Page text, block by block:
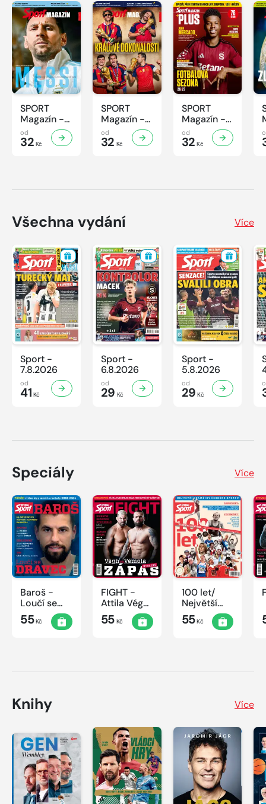
SPORT
Magazín -
32/2026
od
32 Kč
SPORT
Magazín -
31/2026
od
32 Kč
SPORT
Magazín -
30/2026
od
32 Kč
Všechna vydání Více
Sport -
7.8.2026
od
41 Kč
Sport -
6.8.2026
od
29 Kč
Sport -
5.8.2026
od
29 Kč
Speciály Více
Baroš -
Loučí se
dravec
55Kč
FIGHT -
Attila Végh
vs. Karlos
Vémola
55Kč
100 let/
Největší
okamžiky
českého
55Kč
Knihy Více